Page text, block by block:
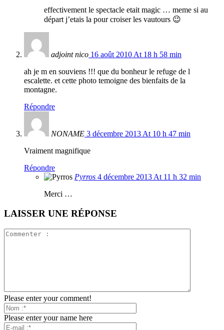
effectivement le spectacle etait magic … meme si au
départ j’etais la pour croiser les vautours 😉
adjoint nico 16 août 2010 At 18 h 58 min
ah je m en souviens !!! que du bonheur le refuge de l
escalette. et cette photo temoigne des bienfaits de la
montagne.
Répondre
NONAME 3 décembre 2013 At 10 h 47 min
Vraiment magnifique
Répondre
Pyrros 4 décembre 2013 At 11 h 32 min
Merci …
LAISSER UNE RÉPONSE
Please enter your comment!
Please enter your name here